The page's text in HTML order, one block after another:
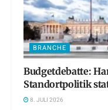
BRANCHE
Budgetdebatte:
Standortpolitik
8. JULI 2026